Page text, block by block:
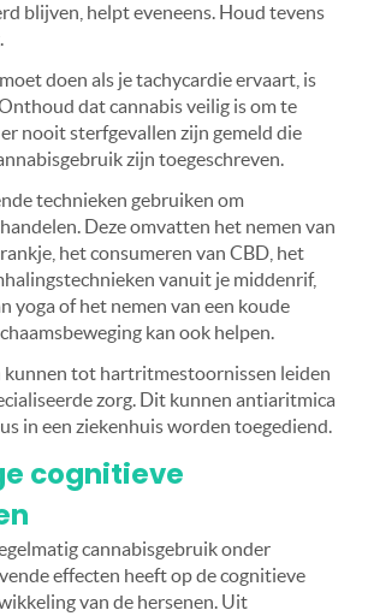
blijven, helpt eveneens. Houd tevens
doen als je tachycardie ervaart, is
dat cannabis veilig is om te
nooit sterfgevallen zijn gemeld die
zijn toegeschreven.
technieken gebruiken om
Deze omvatten het nemen van
het consumeren van CBD, het
vanuit je middenrif,
yoga of het nemen van een koude
kan ook helpen.
kunnen tot hartritmestoornissen leiden
zorg. Dit kunnen antiaritmica
in een ziekenhuis worden toegediend.
cognitieve
cannabisgebruik onder
effecten heeft op de cognitieve
van de hersenen. Uit